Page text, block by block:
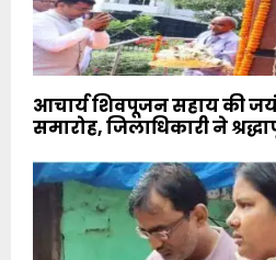
आचार्य शिवपूजन सहाय की
समारोह, जिलाधिकारी ने